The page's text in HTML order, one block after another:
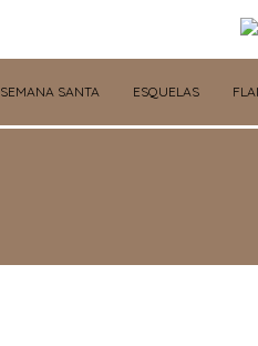
SEMANA SANTA ESQUELAS